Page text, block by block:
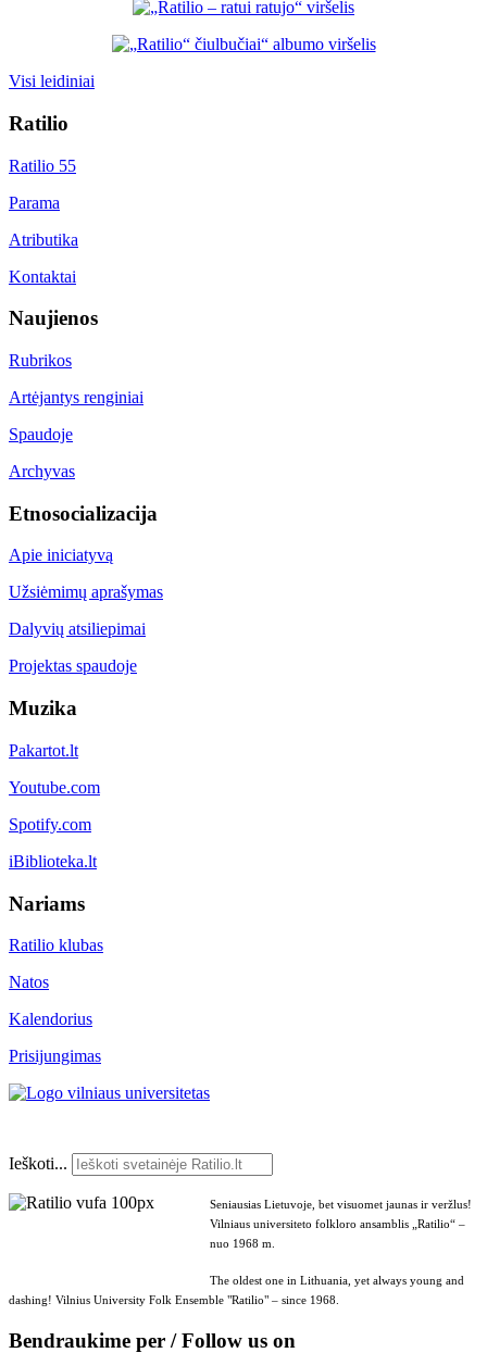
Visi leidiniai
Ratilio
Ratilio 55
Parama
Atributika
Kontaktai
Naujienos
Rubrikos
Artėjantys renginiai
Spaudoje
Archyvas
Etnosocializacija
Apie iniciatyvą
Užsiėmimų aprašymas
Dalyvių atsiliepimai
Projektas spaudoje
Muzika
Pakartot.lt
Youtube.com
Spotify.com
iBiblioteka.lt
Nariams
Ratilio klubas
Natos
Kalendorius
Prisijungimas
Ieškoti...
Seniausias Lietuvoje, bet visuomet jaunas ir veržlus!
Vilniaus universiteto folkloro ansamblis „Ratilio“ –
nuo 1968 m.
The oldest one in Lithuania, yet always young and
dashing! Vilnius University Folk Ensemble "Ratilio" – since 1968.
Bendraukime per / Follow us on